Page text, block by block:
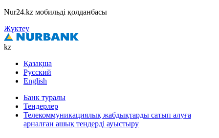
Nur24.kz мобильді қолданбасы
Жүктеу
kz
Қазақша
Русский
English
Банк туралы
Тендерлер
Телекоммуникациялық жабдықтарды сатып алуға
арналған ашық тендерді ауыстыру